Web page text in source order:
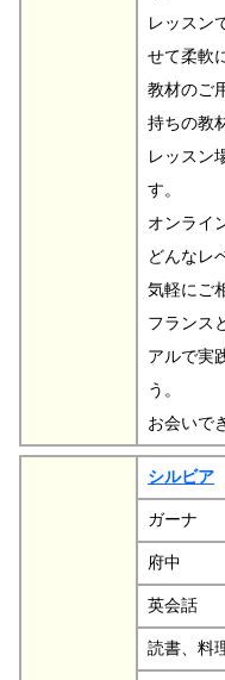
レッスン
せて柔軟
教材のご
持ちの教
レッスン
す。
オンライ
どんなレ
気軽にご
フランス
アルで実
う。
お会いで
シルビア
ガーナ
府中
英会話
読書、料